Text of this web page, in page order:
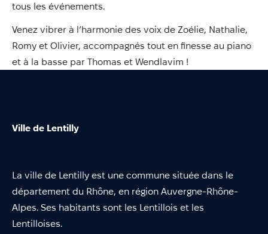
tous les événements.
Venez vibrer à l’harmonie des voix de Zoélie, Nathalie,
Romy et Olivier, accompagnés tout en finesse au piano
et à la basse par Thomas et Wendlavim !
Ville de Lentilly
La ville de Lentilly est une commune située dans le
département du Rhône, en région Auvergne-Rhône-
Alpes. Ses habitants sont les Lentillois et les
Lentilloises.